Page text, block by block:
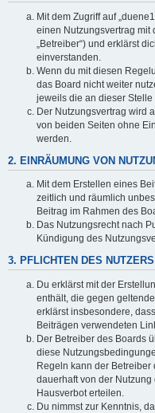
Mit dem Zugriff auf
einen Nutzungsvertrag mit
„Betreiber“) und erklärst
einverstanden.
Wenn du mit diesen
das Board nicht weiter
jeweils die an dieser
Der Nutzungsvertrag wird
von beiden Seiten ohne
werden.
2. EINRÄUMUNG VON
Mit dem Erstellen eines
zeitlich und räumlich
Beitrag im Rahmen des
Das Nutzungsrecht nach
Kündigung des
3. PFLICHTEN DES NUTZERS
Du erklärst mit der
enthält, die gegen
erklärst insbesondere,
Beiträgen verwendeten
Der Betreiber des Boards
diese
Regeln kann der
dauerhaft von der
Hausverbot erteilen.
Du nimmst zur Kenntnis,